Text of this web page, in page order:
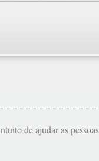
de ajudar as